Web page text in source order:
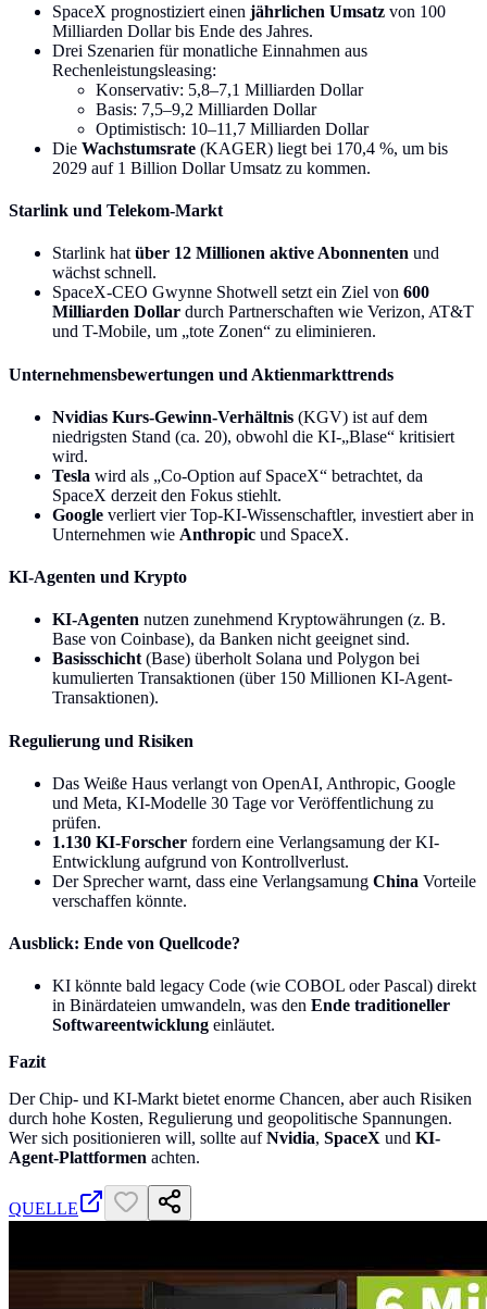
SpaceX prognostiziert einen jährlichen Umsatz von 100
Milliarden Dollar bis Ende des Jahres.
Drei Szenarien für monatliche Einnahmen aus
Rechenleistungsleasing:
Konservativ: 5,8–7,1 Milliarden Dollar
Basis: 7,5–9,2 Milliarden Dollar
Optimistisch: 10–11,7 Milliarden Dollar
Die Wachstumsrate (KAGER) liegt bei 170,4 %, um bis
2029 auf 1 Billion Dollar Umsatz zu kommen.
Starlink und Telekom-Markt
Starlink hat über 12 Millionen aktive Abonnenten und
wächst schnell.
SpaceX-CEO Gwynne Shotwell setzt ein Ziel von 600
Milliarden Dollar durch Partnerschaften wie Verizon, AT&T
und T-Mobile, um „tote Zonen“ zu eliminieren.
Unternehmensbewertungen und Aktienmarkttrends
Nvidias Kurs-Gewinn-Verhältnis (KGV) ist auf dem
niedrigsten Stand (ca. 20), obwohl die KI-„Blase“ kritisiert
wird.
Tesla wird als „Co-Option auf SpaceX“ betrachtet, da
SpaceX derzeit den Fokus stiehlt.
Google verliert vier Top-KI-Wissenschaftler, investiert aber in
Unternehmen wie Anthropic und SpaceX.
KI-Agenten und Krypto
KI-Agenten nutzen zunehmend Kryptowährungen (z. B.
Base von Coinbase), da Banken nicht geeignet sind.
Basisschicht (Base) überholt Solana und Polygon bei
kumulierten Transaktionen (über 150 Millionen KI-Agent-
Transaktionen).
Regulierung und Risiken
Das Weiße Haus verlangt von OpenAI, Anthropic, Google
und Meta, KI-Modelle 30 Tage vor Veröffentlichung zu
prüfen.
1.130 KI-Forscher fordern eine Verlangsamung der KI-
Entwicklung aufgrund von Kontrollverlust.
Der Sprecher warnt, dass eine Verlangsamung China Vorteile
verschaffen könnte.
Ausblick: Ende von Quellcode?
KI könnte bald legacy Code (wie COBOL oder Pascal) direkt
in Binärdateien umwandeln, was den Ende traditioneller
Softwareentwicklung einläutet.
Fazit
Der Chip- und KI-Markt bietet enorme Chancen, aber auch Risiken
durch hohe Kosten, Regulierung und geopolitische Spannungen.
Wer sich positionieren will, sollte aufNvidia, SpaceX und KI-
Agent-Plattformen achten.
QUELLE